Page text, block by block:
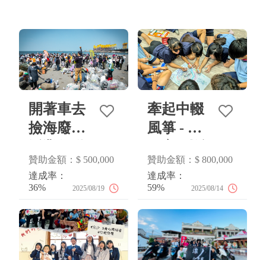
開著車去
撿海廢：
車上路！
贊助金額：$ 500,000
達成率：
36%
2025/08/19
牽起中輟
風箏 - 學
線
贊助金額：$ 800,000
達成率：
59%
2025/08/14